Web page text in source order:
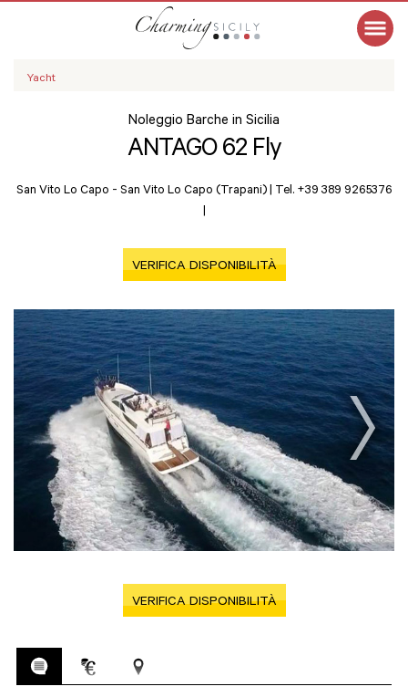
Yacht
Noleggio Barche in Sicilia
ANTAGO 62 Fly
San Vito Lo Capo - San Vito Lo Capo (Trapani) | Tel. +39 389 9265376
|
VERIFICA DISPONIBILITÀ
VERIFICA DISPONIBILITÀ